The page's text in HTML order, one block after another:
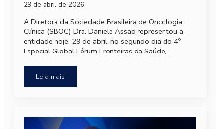
29 de abril de 2026
A Diretora da Sociedade Brasileira de Oncologia
Clínica (SBOC) Dra. Daniele Assad representou a
entidade hoje, 29 de abril, no segundo dia do 4º
Especial Global Fórum Fronteiras da Saúde,…
Leia mais